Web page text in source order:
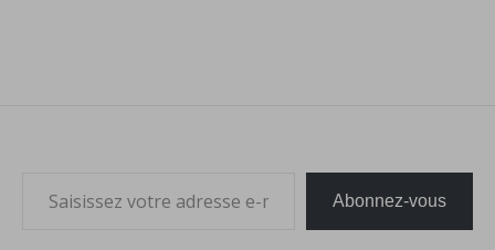
Abonnez-vous